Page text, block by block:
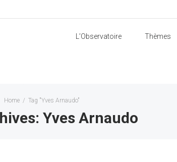
L’Observatoire Thèmes
Home / Tag "Yves Arnaudo"
Yves Arnaudo